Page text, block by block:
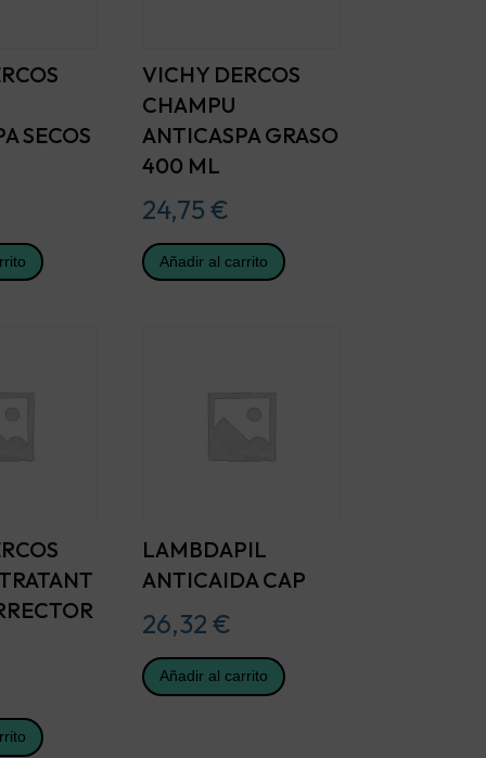
SECOS
VICHY DERCOS
CHAMPU
ANTICASPA GRASO
400 ML
24,75 €
Añadir al carrito
LAMBDAPIL
ANTICAIDA CAP
26,32 €
Añadir al carrito